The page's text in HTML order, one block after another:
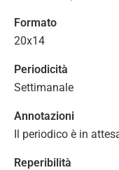
Formato
20x14
Periodicità
Settimanale
Annotazioni
Il periodico è in
Reperibilità